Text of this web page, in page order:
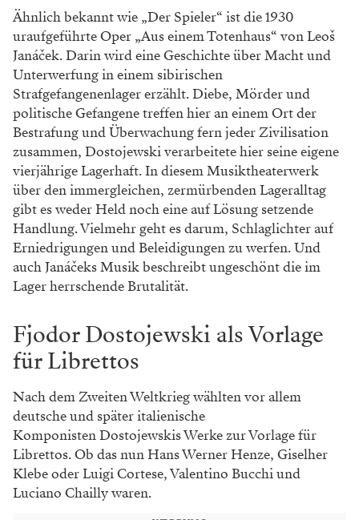
Ähnlich bekannt wie „Der Spieler“ ist die 1930
uraufgeführte Oper „Aus einem Totenhaus“ von Leoš
Janáček. Darin wird eine Geschichte über Macht und
Unterwerfung in einem sibirischen
Strafgefangenenlager erzählt. Diebe, Mörder und
politische Gefangene treffen hier an einem Ort der
Bestrafung und Überwachung fern jeder Zivilisation
zusammen, Dostojewski verarbeitete hier seine eigene
vierjährige Lagerhaft. In diesem Musiktheaterwerk
über den immergleichen, zermürbenden Lageralltag
gibt es weder Held noch eine auf Lösung setzende
Handlung. Vielmehr geht es darum, Schlaglichter auf
Erniedrigungen und Beleidigungen zu werfen. Und
auch Janáčeks Musik beschreibt ungeschönt die im
Lager herrschende Brutalität.
Fjodor Dostojewski als Vorlage
für Librettos
Nach dem Zweiten Weltkrieg wählten vor allem
deutsche und später italienische
Komponisten Dostojewskis Werke zur Vorlage für
Librettos. Ob das nun Hans Werner Henze, Giselher
Klebe oder Luigi Cortese, Valentino Bucchi und
Luciano Chailly waren.